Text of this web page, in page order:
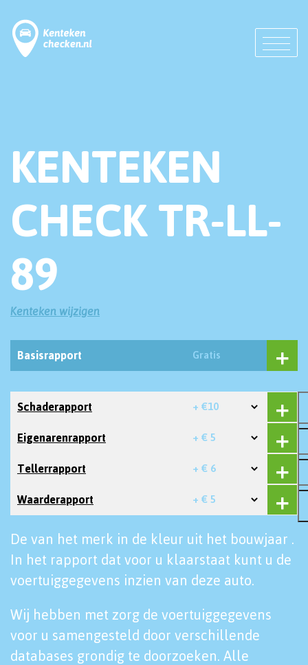
KENTEKEN
CHECK TR-LL-
89
Kenteken wijzigen
Basisrapport Gratis
Schaderapport + €10
Eigenarenrapport + € 5
Tellerrapport + € 6
Waarderapport + € 5
De van het merk in de kleur uit het bouwjaar .
In het rapport dat voor u klaarstaat kunt u de
voertuiggegevens inzien van deze auto.
Wij hebben met zorg de voertuiggegevens
voor u samengesteld door verschillende
databases grondig te doorzoeken. Alle